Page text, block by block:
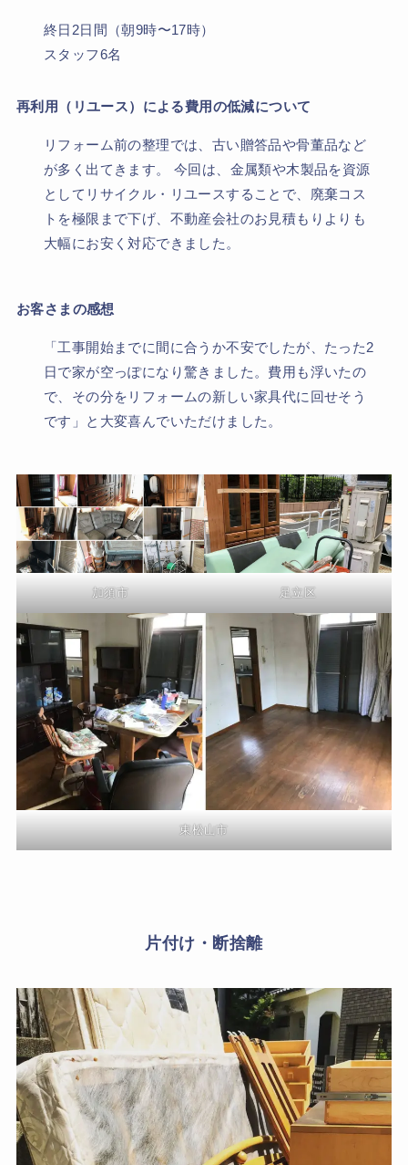
終日2日間（朝9時〜17時）
スタッフ6名
再利用（リユース）による費用の低減について
リフォーム前の整理では、古い贈答品や骨董品など
が多く出てきます。 今回は、金属類や木製品を資源
としてリサイクル・リユースすることで、廃棄コス
トを極限まで下げ、不動産会社のお見積もりよりも
大幅にお安く対応できました。
お客さまの感想
「工事開始までに間に合うか不安でしたが、たった2
日で家が空っぽになり驚きました。費用も浮いたの
で、その分をリフォームの新しい家具代に回せそう
です」と大変喜んでいただけました。
加須市 足立区
東松山市
片付け・断捨離